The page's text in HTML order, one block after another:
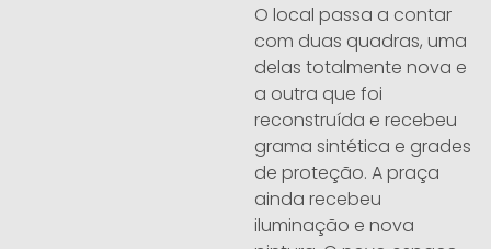
O local passa a contar
com duas quadras, uma
delas totalmente nova e
a outra que foi
reconstruída e recebeu
grama sintética e grades
de proteção. A praça
ainda recebeu
iluminação e nova